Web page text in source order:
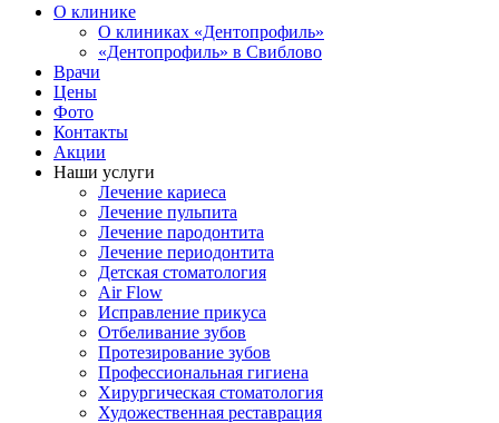
О клинике
О клиниках «Дентопрофиль»
«Дентопрофиль» в Свиблово
Врачи
Цены
Фото
Контакты
Акции
Наши услуги
Лечение кариеса
Лечение пульпита
Лечение пародонтита
Лечение периодонтита
Детская стоматология
Air Flow
Исправление прикуса
Отбеливание зубов
Протезирование зубов
Профессиональная гигиена
Хирургическая стоматология
Художественная реставрация